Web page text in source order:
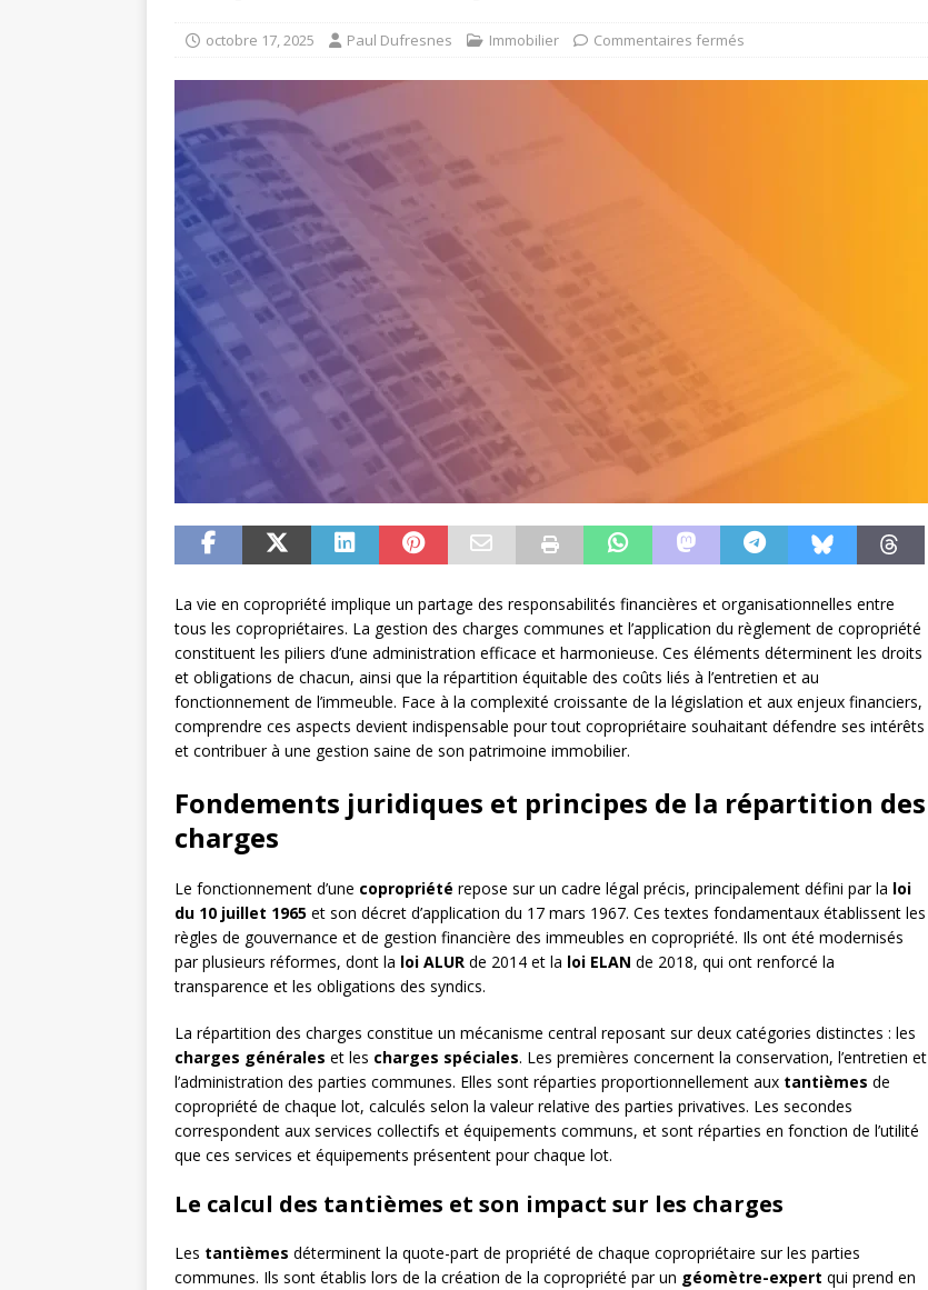
octobre 17, 2025 Paul Dufresnes Immobilier Commentaires fermés
La vie en copropriété implique un partage des responsabilités financières et organisationnelles entre
tous les copropriétaires. La gestion des charges communes et l’application du règlement de copropriété
constituent les piliers d’une administration efficace et harmonieuse. Ces éléments déterminent les droits
et obligations de chacun, ainsi que la répartition équitable des coûts liés à l’entretien et au
fonctionnement de l’immeuble. Face à la complexité croissante de la législation et aux enjeux financiers,
comprendre ces aspects devient indispensable pour tout copropriétaire souhaitant défendre ses intérêts
et contribuer à une gestion saine de son patrimoine immobilier.
Fondements juridiques et principes de la répartition des
charges
Le fonctionnement d’une copropriété repose sur un cadre légal précis, principalement défini par la loi
du 10 juillet 1965 et son décret d’application du 17 mars 1967. Ces textes fondamentaux établissent les
règles de gouvernance et de gestion financière des immeubles en copropriété. Ils ont été modernisés
par plusieurs réformes, dont la loi ALUR de 2014 et la loi ELAN de 2018, qui ont renforcé la
transparence et les obligations des syndics.
La répartition des charges constitue un mécanisme central reposant sur deux catégories distinctes : les
charges générales et les charges spéciales. Les premières concernent la conservation, l’entretien et
l’administration des parties communes. Elles sont réparties proportionnellement aux tantièmes de
copropriété de chaque lot, calculés selon la valeur relative des parties privatives. Les secondes
correspondent aux services collectifs et équipements communs, et sont réparties en fonction de l’utilité
que ces services et équipements présentent pour chaque lot.
Le calcul des tantièmes et son impact sur les charges
Les tantièmes déterminent la quote-part de propriété de chaque copropriétaire sur les parties
communes. Ils sont établis lors de la création de la copropriété par un géomètre-expert qui prend en